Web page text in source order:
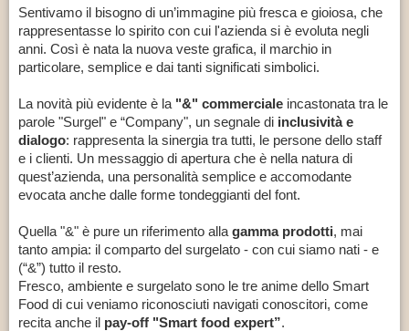
Sentivamo il bisogno di un’immagine più fresca e gioiosa, che
rappresentasse lo spirito con cui l'azienda si è evoluta negli
anni. Così è nata la nuova veste grafica, il marchio in
particolare, semplice e dai tanti significati simbolici.
La novità più evidente è la "&" commerciale incastonata tra le
parole "Surgel" e “Company", un segnale di inclusività e
dialogo: rappresenta la sinergia tra tutti, le persone dello staff
e i clienti. Un messaggio di apertura che è nella natura di
quest’azienda, una personalità semplice e accomodante
evocata anche dalle forme tondeggianti del font.
Quella "&" è pure un riferimento alla gamma prodotti, mai
tanto ampia: il comparto del surgelato - con cui siamo nati - e
(“&”) tutto il resto.
Fresco, ambiente e surgelato sono le tre anime dello Smart
Food di cui veniamo riconosciuti navigati conoscitori, come
recita anche il pay-off "Smart food expert”.